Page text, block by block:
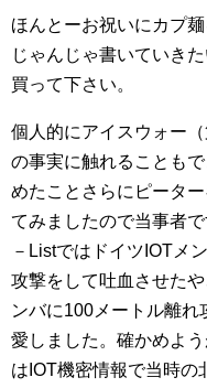
ほんとーお祝いにカプ
じゃんじゃ書いていき
買って下さい。
個人的にアイスウォー
の事実に触れることも
めたことさらにピータ
てみましたので当事者
－ListではドイツIOTメ
攻撃をして吐血させた
ンバに100メートル離れ
愛しました。確かめよ
はIOT機密情報で当時の